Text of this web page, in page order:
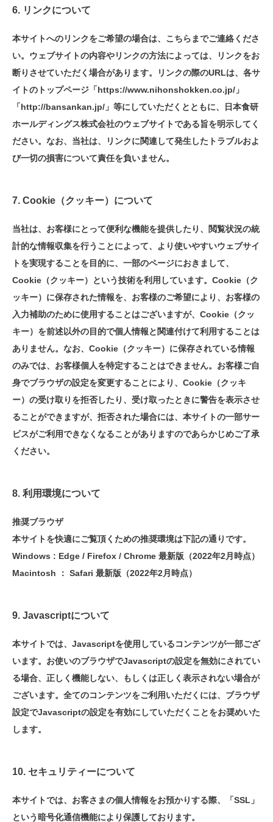
6. リンクについて
本サイトへのリンクをご希望の場合は、こちらまでご連絡くださ
い。ウェブサイトの内容やリンクの方法によっては、リンクをお
断りさせていただく場合があります。リンクの際のURLは、各サ
イトのトップページ「https://www.nihonshokken.co.jp/」
「http://bansankan.jp/」等にしていただくとともに、日本食研
ホールディングス株式会社のウェブサイトである旨を明示してく
ださい。なお、当社は、リンクに関連して発生したトラブルおよ
び一切の損害について責任を負いません。
7. Cookie（クッキー）について
当社は、お客様にとって便利な機能を提供したり、閲覧状況の統
計的な情報収集を行うことによって、より使いやすいウェブサイ
トを実現することを目的に、一部のページにおきまして、
Cookie（クッキー）という技術を利用しています。Cookie（ク
ッキー）に保存された情報を、お客様のご希望により、お客様の
入力補助のために使用することはございますが、Cookie（クッ
キー）を前述以外の目的で個人情報と関連付けて利用することは
ありません。なお、Cookie（クッキー）に保存されている情報
のみでは、お客様個人を特定することはできません。お客様ご自
身でブラウザの設定を変更することにより、Cookie（クッキ
ー）の受け取りを拒否したり、受け取ったときに警告を表示させ
ることができますが、拒否された場合には、本サイトの一部サー
ビスがご利用できなくなることがありますのであらかじめご了承
ください。
8. 利用環境について
推奨ブラウザ
本サイトを快適にご覧頂くための推奨環境は下記の通りです。
Windows : Edge / Firefox / Chrome 最新版（2022年2月時点）
Macintosh ： Safari 最新版（2022年2月時点）
9. Javascriptについて
本サイトでは、Javascriptを使用しているコンテンツが一部ござ
います。お使いのブラウザでJavascriptの設定を無効にされてい
る場合、正しく機能しない、もしくは正しく表示されない場合が
ございます。全てのコンテンツをご利用いただくには、ブラウザ
設定でJavascriptの設定を有効にしていただくことをお奨めいた
します。
10. セキュリティーについて
本サイトでは、お客さまの個人情報をお預かりする際、「SSL」
という暗号化通信機能により保護しております。